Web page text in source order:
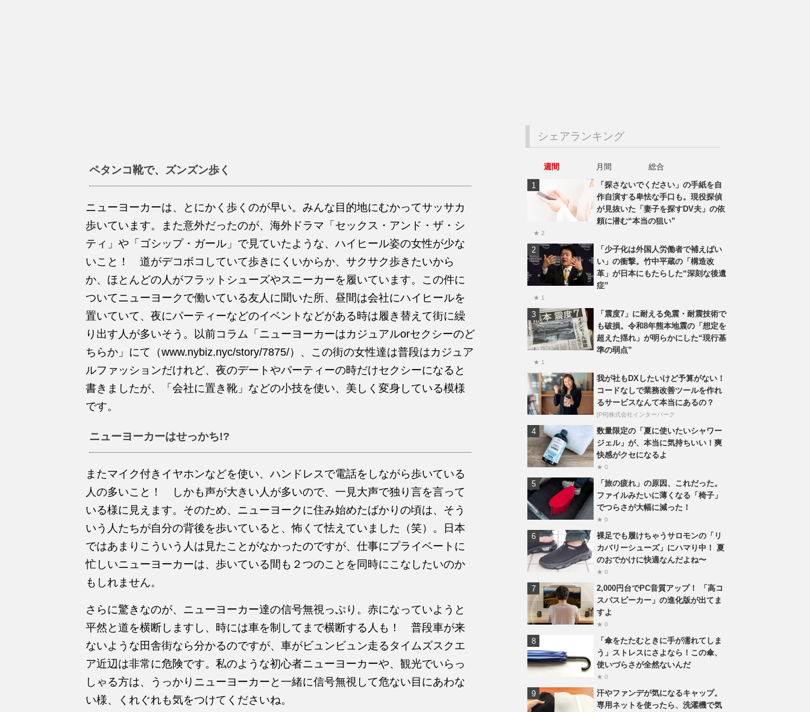
ペタンコ靴で、ズンズン歩く
ニューヨーカーは、とにかく歩くのが早い。みんな目的地にむかってサッサカ
歩いています。また意外だったのが、海外ドラマ「セックス・アンド・ザ・シ
ティ」や「ゴシップ・ガール」で見ていたような、ハイヒール姿の女性が少な
いこと！ 道がデコボコしていて歩きにくいからか、サクサク歩きたいから
か、ほとんどの人がフラットシューズやスニーカーを履いています。この件に
ついてニューヨークで働いている友人に聞いた所、昼間は会社にハイヒールを
置いていて、夜にパーティーなどのイベントなどがある時は履き替えて街に繰
り出す人が多いそう。以前コラム「ニューヨーカーはカジュアルorセクシーのど
ちらか」にて（www.nybiz.nyc/story/7875/）、この街の女性達は普段はカジュア
ルファッションだけれど、夜のデートやパーティーの時だけセクシーになると
書きましたが、「会社に置き靴」などの小技を使い、美しく変身している模様
です。
ニューヨーカーはせっかち!?
またマイク付きイヤホンなどを使い、ハンドレスで電話をしながら歩いている
人の多いこと！ しかも声が大きい人が多いので、一見大声で独り言を言って
いる様に見えます。そのため、ニューヨークに住み始めたばかりの頃は、そう
いう人たちが自分の背後を歩いていると、怖くて怯えていました（笑）。日本
ではあまりこういう人は見たことがなかったのですが、仕事にプライベートに
忙しいニューヨーカーは、歩いている間も２つのことを同時にこなしたいのか
もしれません。
さらに驚きなのが、ニューヨーカー達の信号無視っぷり。赤になっていようと
平然と道を横断しますし、時には車を制してまで横断する人も！ 普段車が来
ないような田舎街なら分かるのですが、車がビュンビュン走るタイムズスクエ
ア近辺は非常に危険です。私のような初心者ニューヨーカーや、観光でいらっ
しゃる方は、うっかりニューヨーカーと一緒に信号無視して危ない目にあわな
い様、くれぐれも気をつけてくださいね。
シェアランキング
週間 月間
総合
「探さないでください」の手紙を自
作自演する卑怯な手口も。現役探偵
が見抜いた「妻子を探すDV夫」の依
頼に潜む“本当の狙い”
★ 2
「少子化は外国人労働者で補えばい
い」の衝撃。竹中平蔵の「構造改
革」が日本にもたらした“深刻な後遺
症”
★ 1
「震度7」に耐える免震・耐震技術で
も破損。令和8年熊本地震の「想定を
超えた揺れ」が明らかにした“現行基
準の弱点”
★ 1
我が社もDXしたいけど予算がない！
コードなしで業務改善ツールを作れ
るサービスなんて本当にあるの？
[PR]株式会社インターパーク
数量限定の「夏に使いたいシャワー
ジェル」が、本当に気持ちいい！爽
快感がクセになるよ
★ 0
「旅の疲れ」の原因、これだった。
ファイルみたいに薄くなる「椅子」
でつらさが大幅に減った！
★ 0
裸足でも履けちゃうサロモンの「リ
カバリーシューズ」にハマり中！ 夏
のおでかけに快適なんだよね〜
★ 0
2,000円台でPC音質アップ！ 「高コ
スパスピーカー」の進化版が出てま
すよ
★ 0
「傘をたたむときに手が濡れてしま
う」ストレスにさよなら！この傘、
使いづらさが全然ないんだ
★ 0
汗やファンデが気になるキャップ。
専用ネットを使ったら、洗濯機で気